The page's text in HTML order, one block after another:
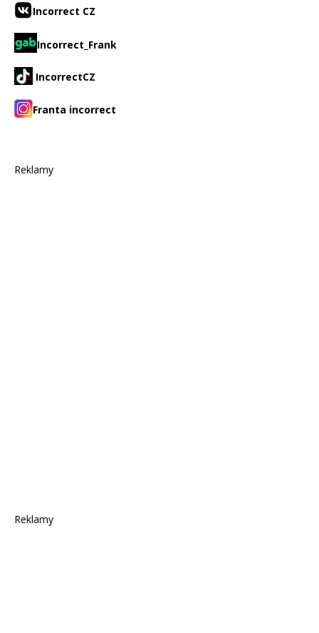
Incorrect CZ
Incorrect_Frank
IncorrectCZ
Franta incorrect
Reklamy
Reklamy